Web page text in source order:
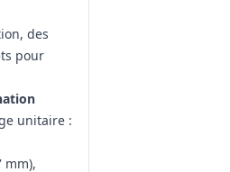
des
pour
unitaire :
mm),